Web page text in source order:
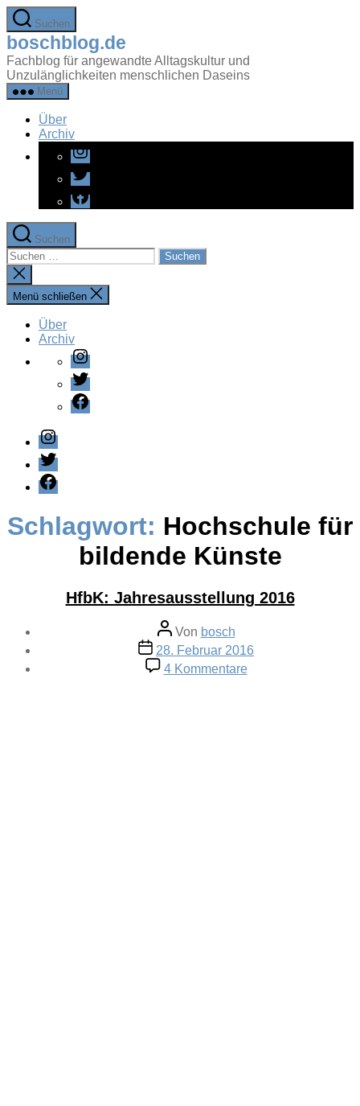
Zum
Inhalt
springen
Suchen
boschblog.de
Fachblog für angewandte Alltagskultur und
Unzulänglichkeiten menschlichen Daseins
Menü
Über
Archiv
Instagram
Twitter
Facebook
Suchen
Suchen
nach:
Suche
schließen
Menü schließen
Über
Archiv
Instagram
Twitter
Facebook
Instagram
Twitter
Facebook
Schlagwort: Hochschule für
bildende Künste
HfbK: Jahresausstellung 2016
Beitragsautor
Von bosch
Veröffentlichungsdatum
28. Februar 2016
4 Kommentarezu
HfbK: